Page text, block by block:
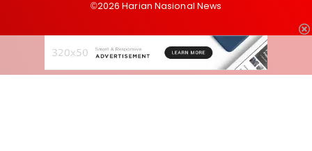
©2026 Harian Nasional News